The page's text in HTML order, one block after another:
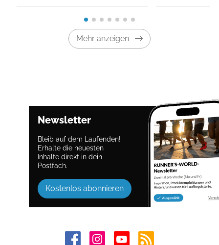
Mehr anzeigen
Newsletter
Bleib auf dem Laufenden!
Erhalte die neuesten
Inhalte direkt in dein
Postfach.
Kostenlos abonnieren